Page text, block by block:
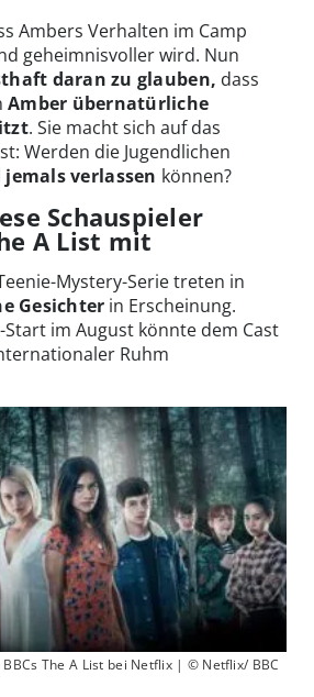
Ambers Verhalten im Camp
geheimnisvoller wird. Nun
daran zu glauben, dass
Amber übernatürliche
. Sie macht sich auf das
Werden die Jugendlichen
verlassen können?
Schauspieler
A List mit
Mystery-Serie treten in
Gesichter in Erscheinung.
im August könnte dem Cast
Ruhm
The A List bei Netflix | © Netflix/ BBC